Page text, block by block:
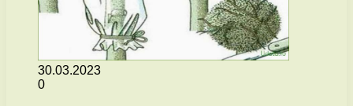
30.03.2023
0